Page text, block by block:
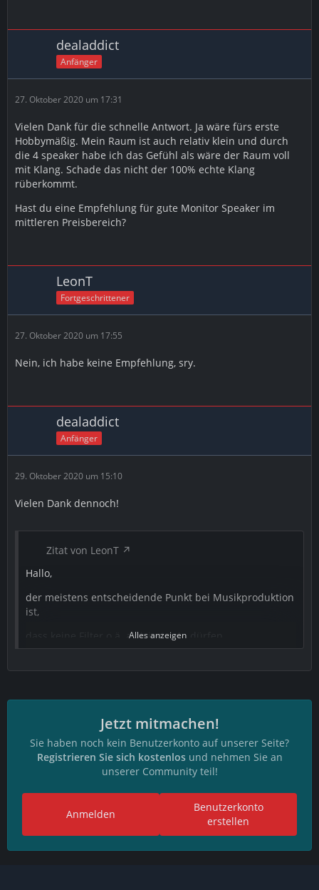
dealaddict
Anfänger
27. Oktober 2020 um 17:31
Vielen Dank für die schnelle Antwort. Ja wäre fürs erste
Hobbymäßig. Mein Raum ist auch relativ klein und durch
die 4 speaker habe ich das Gefühl als wäre der Raum voll
mit Klang. Schade das nicht der 100% echte Klang
rüberkommt.
Hast du eine Empfehlung für gute Monitor Speaker im
mittleren Preisbereich?
LeonT
Fortgeschrittener
27. Oktober 2020 um 17:55
Nein, ich habe keine Empfehlung, sry.
dealaddict
Anfänger
29. Oktober 2020 um 15:10
Vielen Dank dennoch!
Zitat von LeonT
Hallo,
der meistens entscheidende Punkt bei Musikproduktion
ist,
dass keine Filter o.ä. aktiviert sein dürfen.
zu "füllen",
dabei wird nicht unbedingt Wert auf 100 % echten
Klang gelegt,
was aber bei der Musikproduktion wichtig ist.
sollte das alles aber keine Probleme darstellen
Alles anzeigen
Jetzt mitmachen!
Sie haben noch kein Benutzerkonto auf unserer Seite?
Registrieren Sie sich kostenlosund nehmen Sie an
unserer Community teil!
Benutzerkonto
erstellen
Anmelden